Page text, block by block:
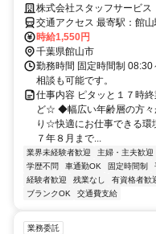
務など☆
株式会社スタッフサービ
時給1,550円
千葉県館山市
勤務時間 固定時間制
相談も可能です。
仕事内容 ピタッと１７時
ど☆ ◆幅広い年齢層の方々
り☆快適にお仕事できる環
７年８月まで...
業界未経験者歓迎 主婦・主夫歓迎
学歴不問
車通勤OK 固定時間制
経験者歓迎
残業なし 有資格者歓
ブランクOK
交通費支給
業務委託